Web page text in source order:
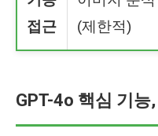
접근
(제한적)
GPT-4o 핵심 기능